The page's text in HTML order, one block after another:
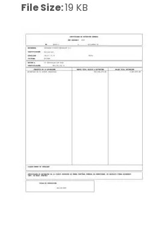
File Size:19 KB